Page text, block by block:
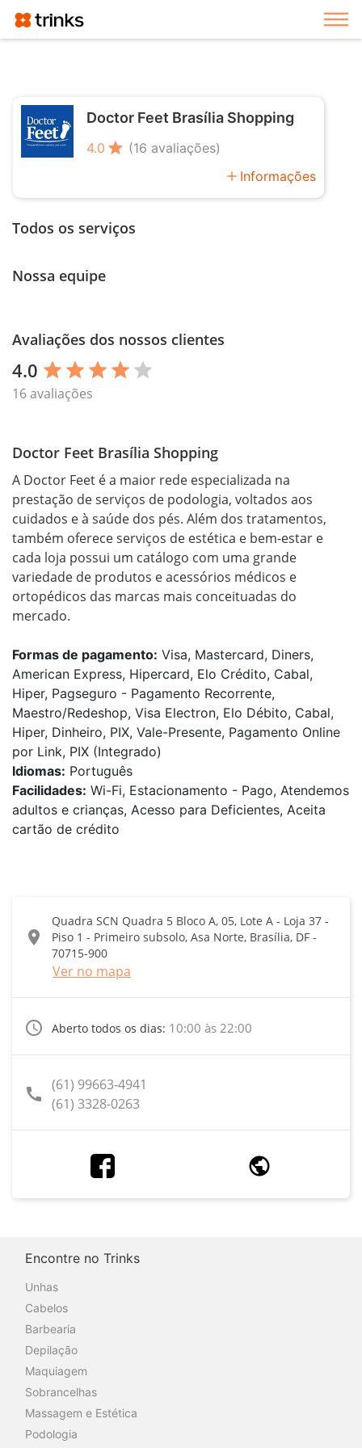
Doctor Feet Brasília Shopping
4.0 star (16 avaliações)
add Informações
Todos os serviços
Nossa equipe
Avaliações dos nossos clientes
4.0 star star star star star
16 avaliações
Doctor Feet Brasília Shopping
A Doctor Feet é a maior rede especializada na
prestação de serviços de podologia, voltados aos
cuidados e à saúde dos pés. Além dos tratamentos,
também oferece serviços de estética e bem-estar e
cada loja possui um catálogo com uma grande
variedade de produtos e acessórios médicos e
ortopédicos das marcas mais conceituadas do
mercado.
Formas de pagamento: Visa, Mastercard, Diners,
American Express, Hipercard, Elo Crédito, Cabal,
Hiper, Pagseguro - Pagamento Recorrente,
Maestro/Redeshop, Visa Electron, Elo Débito, Cabal,
Hiper, Dinheiro, PIX, Vale-Presente, Pagamento Online
por Link, PIX (Integrado)
Idiomas: Português
Facilidades: Wi-Fi, Estacionamento - Pago, Atendemos
adultos e crianças, Acesso para Deficientes, Aceita
cartão de crédito
location_on
Quadra SCN Quadra 5 Bloco A, 05, Lote A - Loja 37 -
Piso 1 - Primeiro subsolo, Asa Norte, Brasília, DF -
70715-900
Ver no mapa
access_time Aberto todos os dias: 10:00 às 22:00
call (61) 99663-4941
(61) 3328-0263
Encontre no Trinks
Unhas
Cabelos
Barbearia
Depilação
Maquiagem
Sobrancelhas
Massagem e Estética
Podologia